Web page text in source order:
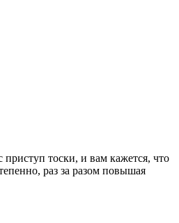
тоски, и вам кажется, что
раз за разом повышая